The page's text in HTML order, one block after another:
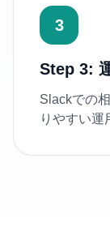
3
Step 3:
Slackでの
りやすい運